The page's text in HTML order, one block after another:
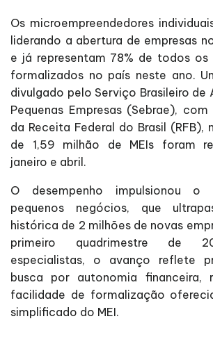
Os microempreendedores
liderando a abertura de empresas
e já representam 78% de todos os
formalizados no país neste ano.
divulgado pelo Serviço Brasileiro de
Pequenas Empresas (Sebrae),
da Receita Federal do Brasil (RFB),
de 1,59 milhão de MEIs foram
janeiro e abril.
O desempenho impulsionou o
pequenos negócios, que
histórica de 2 milhões de novas
primeiro quadrimestre de
especialistas, o avanço reflete
busca por autonomia financeira,
facilidade de formalização
simplificado do MEI.